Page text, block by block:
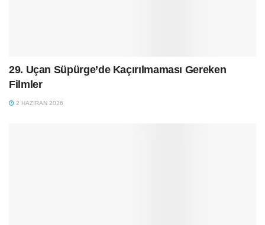
29. Uçan Süpürge’de Kaçırılmaması Gereken
Filmler
2 HAZIRAN 2026